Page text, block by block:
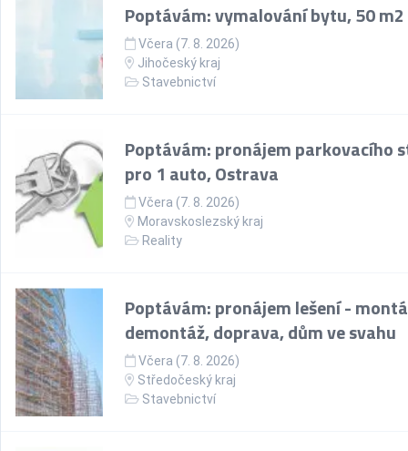
Poptávám: vymalování bytu, 50 m2
Včera (7. 8. 2026)
Jihočeský kraj
Stavebnictví
Poptávám: pronájem parkovacího
pro 1 auto, Ostrava
Včera (7. 8. 2026)
Moravskoslezský kraj
Reality
Poptávám: pronájem lešení -
demontáž, doprava, dům ve svahu
Včera (7. 8. 2026)
Středočeský kraj
Stavebnictví